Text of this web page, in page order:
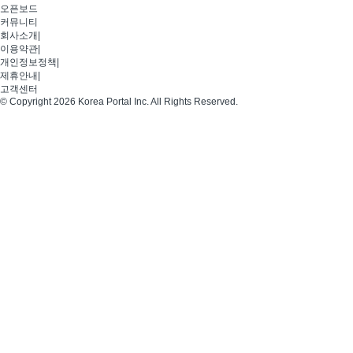
오픈보드
커뮤니티
회사소개
이용약관
개인정보정책
제휴안내
고객센터
© Copyright 2026 Korea Portal Inc. All Rights Reserved.